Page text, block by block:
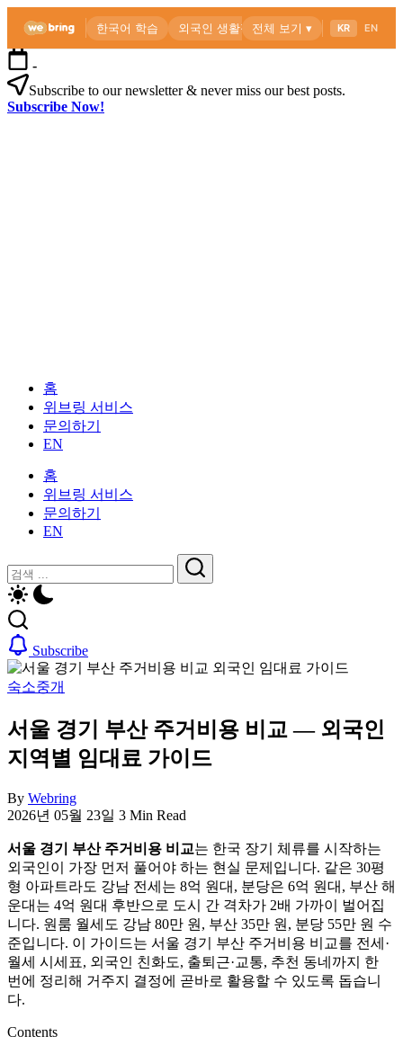
본
문
으
로
-
Subscribe to our newsletter & never miss our best posts.
Subscribe Now!
험,
의
료
및
일
상
생
활,
WeBring
제
공
가
이
드
—
비
자,
보
험,
료
및
일
생
활,
WeBring
제
공
홈
위브링 서비스
문의하기
EN
홈
위브링 서비스
문의하기
EN
닫
기
검
색
검
Subscribe
숙소중개
서울 경기 부산 주거비용 비교 — 외국인
지역별 임대료 가이드
By Webring
2026년 05월 23일 3 Min Read
서울 경기 부산 주거비용 비교는 한국 장기 체류를 시작하는
외국인이 가장 먼저 풀어야 하는 현실 문제입니다. 같은 30평
형 아파트라도 강남 전세는 8억 원대, 분당은 6억 원대, 부산 해
운대는 4억 원대 후반으로 도시 간 격차가 2배 가까이 벌어집
니다. 원룸 월세도 강남 80만 원, 부산 35만 원, 분당 55만 원 수
준입니다. 이 가이드는 서울 경기 부산 주거비용 비교를 전세·
월세 시세표, 외국인 친화도, 출퇴근·교통, 추천 동네까지 한
번에 정리해 거주지 결정에 곧바로 활용할 수 있도록 돕습니
다.
Contents